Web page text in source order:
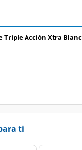
Triple Acción Xtra
ti